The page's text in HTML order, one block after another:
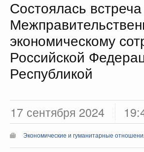
Состоялась
экономическому
Российской
Республикой
17 сентября 2024
Экономические и гуманитарные
Демография
Здоровье
Образование
Культура
Общество
Государство
программы